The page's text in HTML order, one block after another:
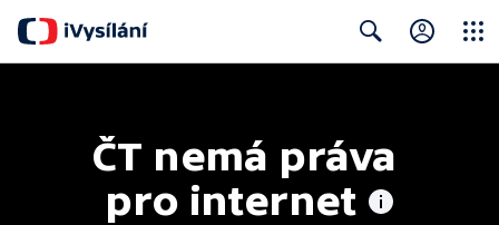
ČT nemá práva
pro internet